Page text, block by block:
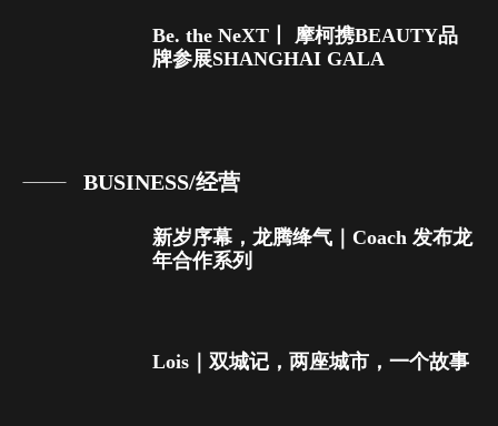
Be. the NeXT丨 摩柯携BEAUTY品
牌参展SHANGHAI GALA
BUSINESS/经营
新岁序幕，龙腾绛气｜Coach 发布龙
年合作系列
Lois｜双城记，两座城市，一个故事